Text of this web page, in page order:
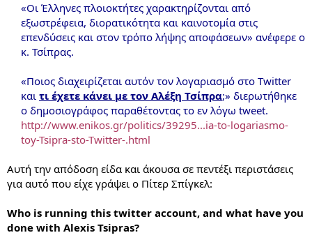
«Οι Έλληνες πλοιοκτήτες χαρακτηρίζονται από
εξωστρέφεια, διορατικότητα και καινοτομία στις
επενδύσεις και στον τρόπο λήψης αποφάσεων» ανέφερε ο
κ. Τσίπρας.
«Ποιος διαχειρίζεται αυτόν τον λογαριασμό στο Twitter
και τι έχετε κάνει με τον Αλέξη Τσίπρα;» διερωτήθηκε
ο δημοσιογράφος παραθέτοντας το εν λόγω tweet.
http://www.enikos.gr/politics/39295...ia-to-logariasmo-
toy-Tsipra-sto-Twitter-.html
Αυτή την απόδοση είδα και άκουσα σε πεντέξι περιστάσεις
για αυτό που είχε γράψει ο Πίτερ Σπίγκελ:
Who is running this twitter account, and what have you
done with Alexis Tsipras?